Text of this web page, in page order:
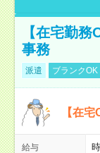
【在宅勤
事務
派遣 ブランクOK
【在
給与